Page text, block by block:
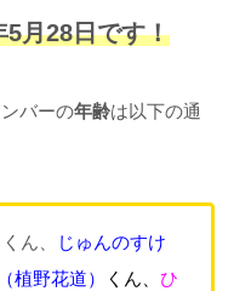
5月28日です！
バーの年齢は以下の通
くん、
じゅんのすけ
植野花道） くん、 ひ